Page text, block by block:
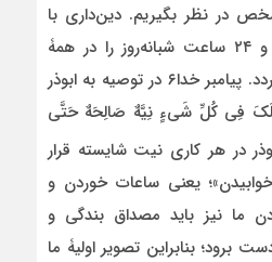
در نظر بگیریم. دین‌داری با
همۀ کارها جمع می‌شود و ۲۴ ساعت شبانه‌روز را در همۀ
شئون زندگی، شامل می‌گردد. پیامبر خدا۶ در توصیه به ابوذر
لَکَ فِی کُلِّ شَی‏ءٍ نِیَّهٌ صَالِحَهٌ حَتَّی
در هر کاری نیت شایسته قرار
یعنی ساعات خوردن و
ما نیز باید مصداق بندگی و
برود؛ بنابراین تصویر اولیۀ ما